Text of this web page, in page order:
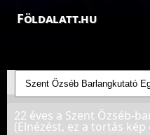
Földalatt.hu
Felfedezések a föld alatt -
22 éves a Szent Özséb-
(Elnézést, ez a tortás kép